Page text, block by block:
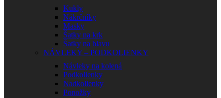
Kukly
Nákrčníky
Masky
Šatky na krk
Šatky na hlavu
NÁVLEKY – PODKOLIENKY
Návleky na kolená
Podkolienky
Nadkolienky
Ponožky